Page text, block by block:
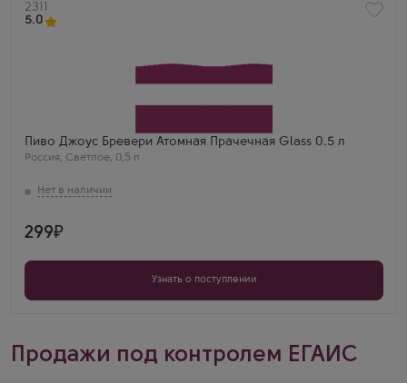
Артикул
2311
5.0
Пиво Джоус Бревери Атомная Прачечная Glass 0.5 л
Россия, Светлое, 0,5 л
299
Узнать о поступлении
Продажи под контролем ЕГАИС